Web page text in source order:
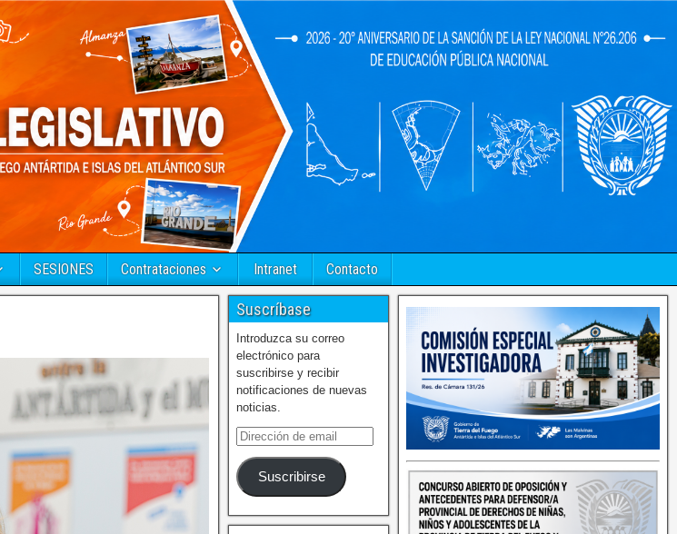
SESIONES Contrataciones Intranet Contacto
Suscríbase
Introduzca su correo
electrónico para
suscribirse y recibir
notificaciones de nuevas
noticias.
Suscribirse